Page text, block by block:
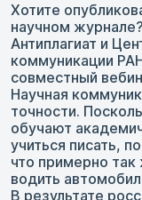
Хотите
научном
Антиплагиат и
коммуникации
совместный
Научная
точности.
обучают
учиться писать,
что примерно
водить
В результате